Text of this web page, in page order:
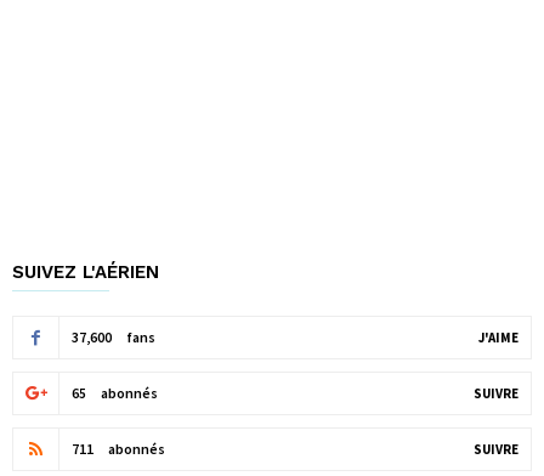
SUIVEZ L'AÉRIEN
37,600 fans J'AIME
65 abonnés SUIVRE
711 abonnés SUIVRE